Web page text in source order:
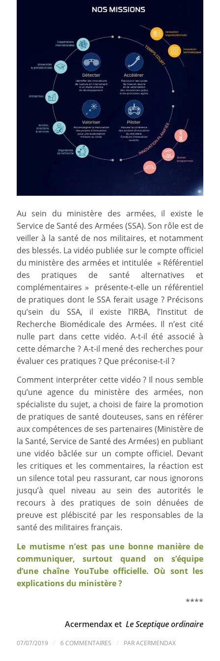
Au sein du ministère des armées, il existe le
Service de Santé des Armées (SSA). Son rôle est de
veiller à la santé de nos militaires, et notamment
des blessés. La vidéo publiée sur le compte officiel
du ministère des armées et intitulée « Référentiel
des pratiques de santé alternatives et
complémentaires » présente-t-elle un référentiel
de pratiques dont le SSA ferait usage ? Précisons
qu’sein du SSA, il existe l’IRBA, l’Institut de
Recherche Biomédicale des Armées. Il n’est cité
nulle part dans cette vidéo. A-t-il été associé à
cette démarche ? A-t-il mené des recherches pour
évaluer ces pratiques ? Que préconise-t-il ?
Comment interpréter cette vidéo ? Il nous semble
qu’une agence du ministère des armées, non
spécialiste du sujet, a choisi de faire la promotion
de pratiques de santé douteuses, sans en référer
aux compétences de ses partenaires (Ministère de
la Santé, Service de Santé des Armées) en publiant
une vidéo bâclée sur un compte officiel. Devant
les critiques et les commentaires, la réaction est
un silence total peu rassurant, car nous ignorons
jusqu’à quel niveau au sein des autorités le
recours à des pratiques de soin dénuées de
preuve est plébiscité par les responsables de la
santé des militaires français.
Le mutisme n’est pas une bonne manière de
communiquer, surtout quand on s’équipe
d’une chaîne YouTube officielle. Où sont les
explications du ministère ?
****
Acermendax etLe Sceptique ordinaire
07/07/2019 / 6 COMMENTAIRES / PARACERMENDAX